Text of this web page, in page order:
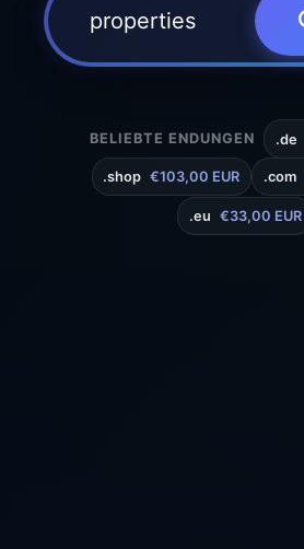
BELIEBTE ENDUNGEN .de
.shop €103,00 EUR .com
.eu €33,00 EUR